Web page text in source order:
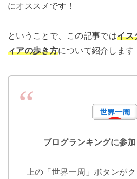
にオススメです！
ということで、この記事ではイス
ィアの歩き方について紹介します
ブログランキングに参加
上の「世界一周」ボタンが